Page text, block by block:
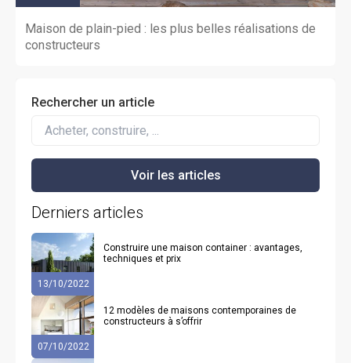
Maison de plain-pied : les plus belles réalisations de
constructeurs
Rechercher un article
Derniers articles
13/10/2022
Construire une maison container : avantages,
techniques et prix
07/10/2022
12 modèles de maisons contemporaines de
constructeurs à s’offrir